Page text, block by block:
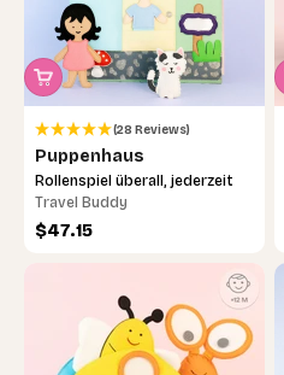
(28 Reviews)
Puppenhaus
Rollenspiel überall, jederzeit
Travel Buddy
Angebot
$47.15